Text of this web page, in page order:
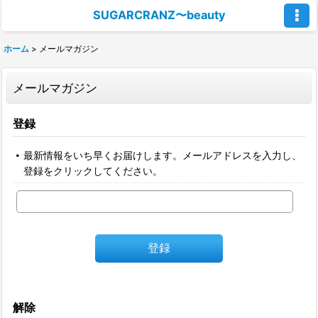
SUGARCRANZ〜beauty
ホーム > メールマガジン
メールマガジン
登録
最新情報をいち早くお届けします。メールアドレスを入力し、
登録をクリックしてください。
登録
解除